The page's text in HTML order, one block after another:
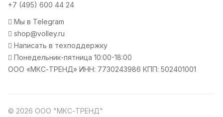
+7 (495) 600 44 24
Мы в Telegram
shop@volley.ru
Написать в техподдержку
Понедельник-пятница 10:00-18:00
ООО «МКС-ТРЕНД» ИНН: 7730243986 КПП: 502401001
© 2026 ООО "МКС-ТРЕНД"